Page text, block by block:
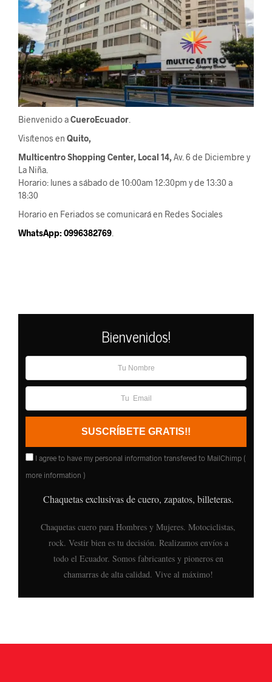
Bienvenido aCueroEcuador
Visítenos en Quito,
Multicentro Shopping Center, Local 14, Av. 6 de Diciembre y
La Niña.
Horario: lunes a sábado de 10:00am 12:30pm y de 13:30 a
18:30
Horario en Feriados se comunicará en Redes Sociales
WhatsApp: 0996382769
Bienvenidos!
I agree to have my personal information transfered to MailChimp (
more information )
Chaquetas exclusivas de cuero, zapatos, billeteras.
Chaquetas cuero para Hombres y Mujeres. Motociclistas,
rock. Vestir bien es tu decisión. Realizamos envíos a
todo el Ecuador. Somos fabricantes y pioneros en
chamarras de alta calidad. Vive al máximo!